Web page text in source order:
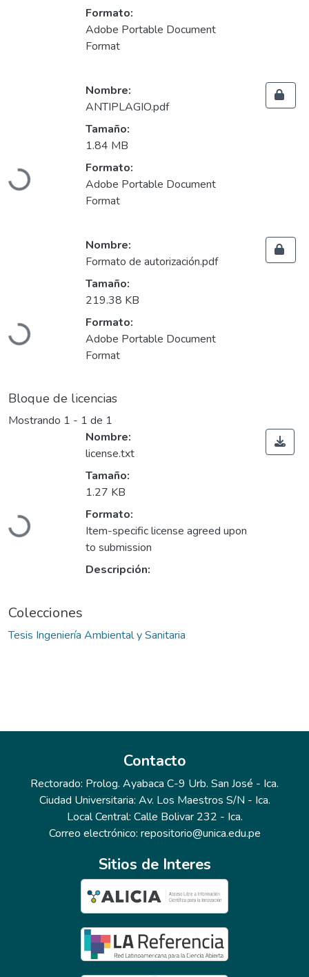
Formato:
Adobe Portable Document
Format
Cargando...
Nombre:
ANTIPLAGIO.pdf
Tamaño:
1.84 MB
Formato:
Adobe Portable Document
Format
Cargando...
Nombre:
Formato de autorización.pdf
Tamaño:
219.38 KB
Formato:
Adobe Portable Document
Format
Bloque de licencias
Mostrando 1 - 1 de 1
Cargando...
Nombre:
license.txt
Tamaño:
1.27 KB
Formato:
Item-specific license agreed upon
to submission
Descripción:
Colecciones
Tesis Ingeniería Ambiental y Sanitaria
Contacto
Rectorado: Prolog. Ayabaca C-9 Urb. San José - Ica.
Ciudad Universitaria: Av. Los Maestros S/N - Ica.
Local Central: Calle Bolivar 232 - Ica.
Correo electrónico: repositorio@unica.edu.pe
Sitios de Interes